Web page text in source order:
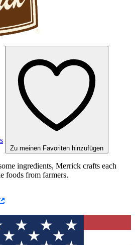
Zu meinen Favoriten hinzufügen
ingredients, Merrick crafts each
foods from farmers.